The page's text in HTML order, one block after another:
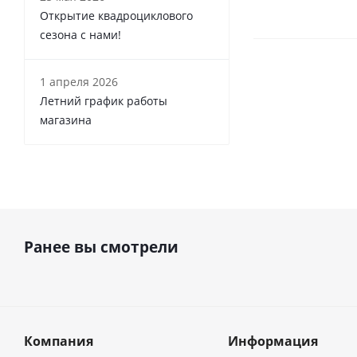
Открытие квадроциклового
сезона с нами!
1 апреля 2026
Летний график работы
магазина
Ранее вы смотрели
Компания Информация